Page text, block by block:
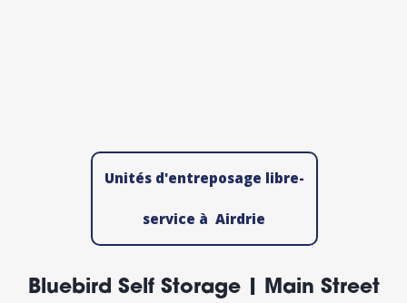
Unités d'entreposage libre-
service à Airdrie
Bluebird Self Storage | Main Street